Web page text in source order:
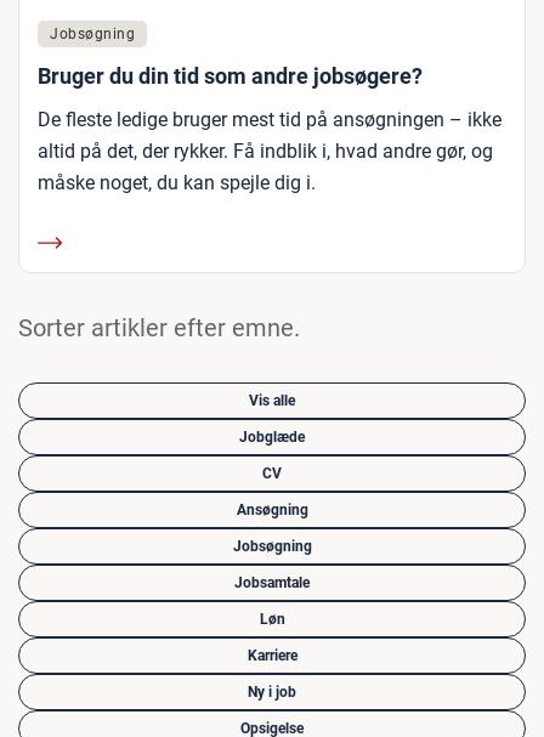
Jobsøgning
Bruger du din tid som andre jobsøgere?
De fleste ledige bruger mest tid på ansøgningen – ikke
altid på det, der rykker. Få indblik i, hvad andre gør, og
måske noget, du kan spejle dig i.
Sorter artikler efter emne.
Vis alle
Jobglæde
CV
Ansøgning
Jobsøgning
Jobsamtale
Løn
Karriere
Ny i job
Opsigelse